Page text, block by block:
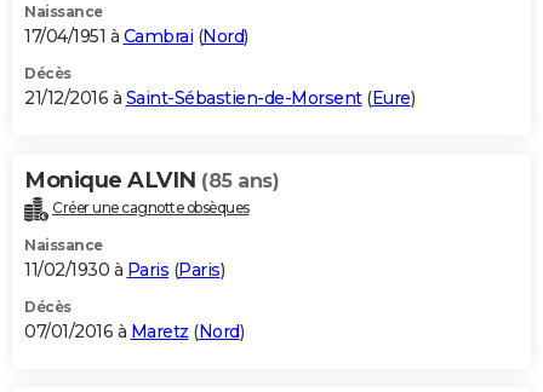
Naissance
17/04/1951 à Cambrai (Nord)
Décès
21/12/2016 à Saint-Sébastien-de-Morsent(Eure)
Monique ALVIN (85 ans)
Créer une cagnotte obsèques
Naissance
11/02/1930 à Paris (Paris)
Décès
07/01/2016 à Maretz (Nord)